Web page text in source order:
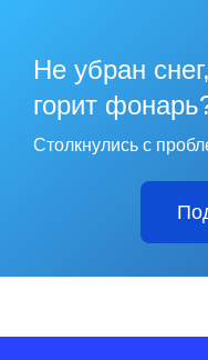
Не убран
горит
Столкнулись с